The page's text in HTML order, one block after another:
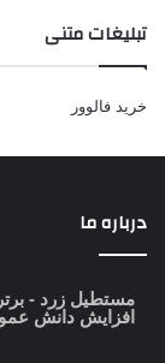
تبلیغات متنی
خرید فالوور
درباره ما
مستطیل زرد -
افزایش دانش